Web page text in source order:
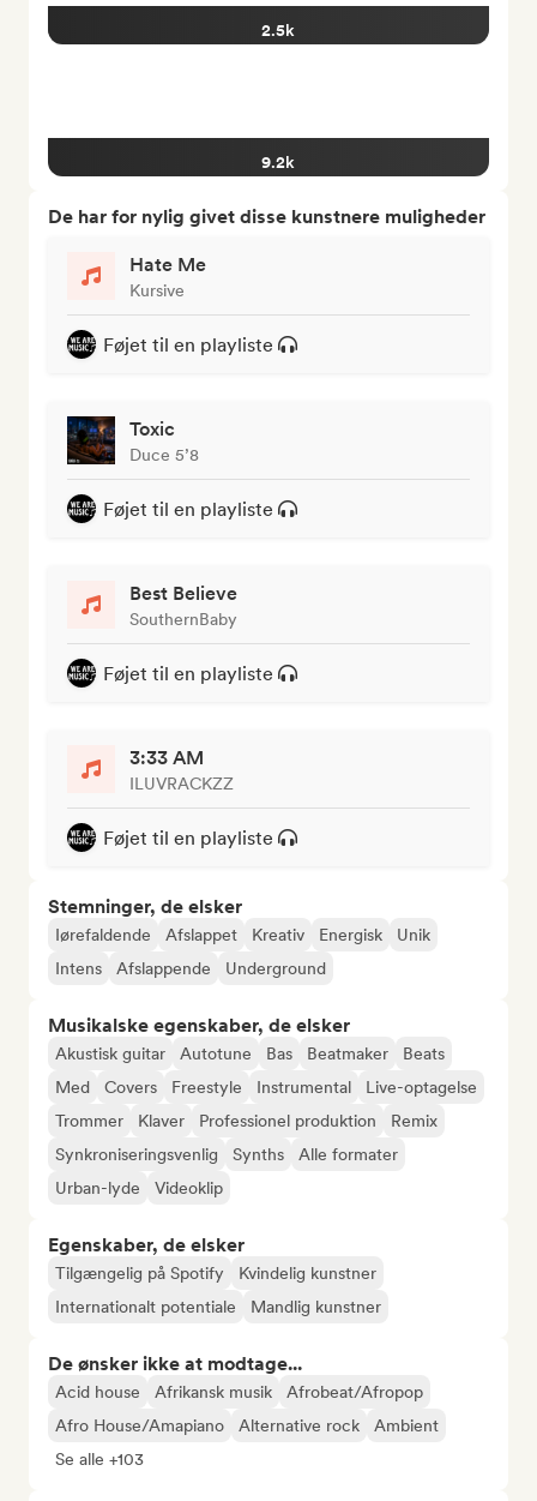
2.5k
9.2k
De har for nylig givet disse kunstnere muligheder
Hate Me
Kursive
Føjet til en playliste
Toxic
Duce 5’8
Føjet til en playliste
Best Believe
SouthernBaby
Føjet til en playliste
3:33 AM
ILUVRACKZZ
Føjet til en playliste
Stemninger, de elsker
Iørefaldende Afslappet Kreativ Energisk
Unik
Intens
Afslappende Underground
Musikalske egenskaber, de elsker
Akustisk guitar Autotune Bas Beatmaker
Beats
Med
Covers Freestyle Instrumental
Live-optagelse
Trommer
Klaver Professionel produktion
Remix
Synkroniseringsvenlig
Synths
Alle formater
Urban-lyde
Videoklip
Egenskaber, de elsker
Tilgængelig på Spotify
Kvindelig kunstner
Internationalt potentiale
Mandlig kunstner
De ønsker ikke at modtage...
Acid house Afrikansk musik
Afrobeat/Afropop
Afro House/Amapiano
Alternative rock
Ambient
Se alle +103